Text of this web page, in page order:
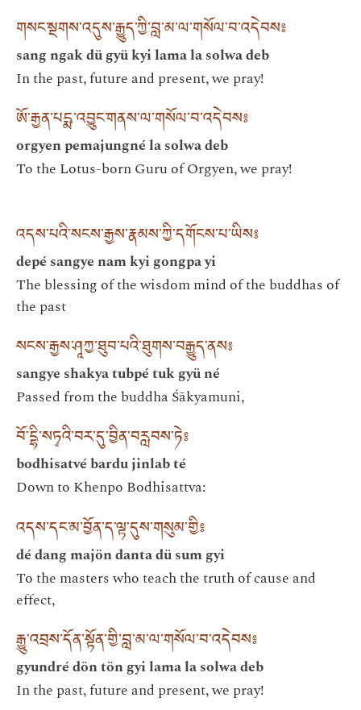
གསང་སྔགས་འདུས་རྒྱུད་ཀྱི་བླ་མ་ལ་གསོལ་བ་འདེབས༔
sang ngak dü gyü kyi lama la solwa deb
In the past, future and present, we pray!
ཨོ་རྒྱན་པདྨ་འབྱུང་གནས་ལ་གསོལ་བ་འདེབས༔
orgyen pemajungné la solwa deb
To the Lotus-born Guru of Orgyen, we pray!
འདས་པའི་སངས་རྒྱས་རྣམས་ཀྱི་དགོངས་པ་ཡིས༔
depé sangye nam kyi gongpa yi
The blessing of the wisdom mind of the buddhas of
the past
སངས་རྒྱས་ཤཱཀྱ་ཐུབ་པའི་ཐུགས་བརྒྱུད་ནས༔
sangye shakya tubpé tuk gyü né
Passed from the buddha Śākyamuni,
བོ་དྷི་སཏྭའི་བར་དུ་བྱིན་བརླབས་ཏེ༔
bodhisatvé bardu jinlab té
Down to Khenpo Bodhisattva:
འདས་དང་མ་བྱོན་ད་ལྟ་དུས་གསུམ་གྱི༔
dé dang majön danta dü sum gyi
To the masters who teach the truth of cause and
effect,
རྒྱུ་འབྲས་དོན་སྟོན་གྱི་བླ་མ་ལ་གསོལ་བ་འདེབས༔
gyundré dön tön gyi lama la solwa deb
In the past, future and present, we pray!